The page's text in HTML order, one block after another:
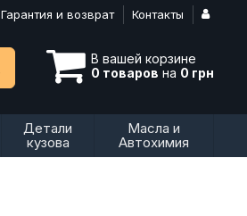
Гарантия и возврат Контакты
В вашей корзине
0 товаров на 0 грн
Детали
кузова
Масла и
Автохимия